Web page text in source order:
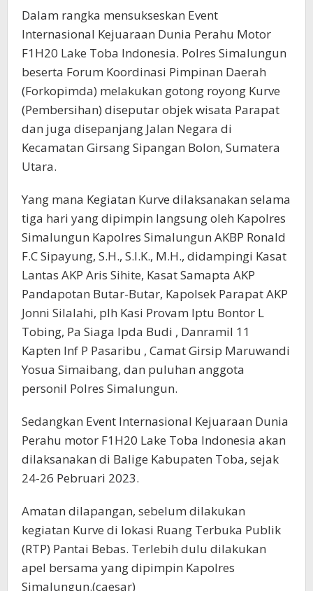
Dalam rangka mensukseskan Event
Internasional Kejuaraan Dunia Perahu Motor
F1H20 Lake Toba Indonesia. Polres Simalungun
beserta Forum Koordinasi Pimpinan Daerah
(Forkopimda) melakukan gotong royong Kurve
(Pembersihan) diseputar objek wisata Parapat
dan juga disepanjang Jalan Negara di
Kecamatan Girsang Sipangan Bolon, Sumatera
Utara.
Yang mana Kegiatan Kurve dilaksanakan selama
tiga hari yang dipimpin langsung oleh Kapolres
Simalungun Kapolres Simalungun AKBP Ronald
F.C Sipayung, S.H., S.I.K., M.H., didampingi Kasat
Lantas AKP Aris Sihite, Kasat Samapta AKP
Pandapotan Butar-Butar, Kapolsek Parapat AKP
Jonni Silalahi, plh Kasi Provam Iptu Bontor L
Tobing, Pa Siaga Ipda Budi , Danramil 11
Kapten Inf P Pasaribu , Camat Girsip Maruwandi
Yosua Simaibang, dan puluhan anggota
personil Polres Simalungun.
Sedangkan Event Internasional Kejuaraan Dunia
Perahu motor F1H20 Lake Toba Indonesia akan
dilaksanakan di Balige Kabupaten Toba, sejak
24-26 Pebruari 2023.
Amatan dilapangan, sebelum dilakukan
kegiatan Kurve di lokasi Ruang Terbuka Publik
(RTP) Pantai Bebas. Terlebih dulu dilakukan
apel bersama yang dipimpin Kapolres
Simalungun.(caesar)